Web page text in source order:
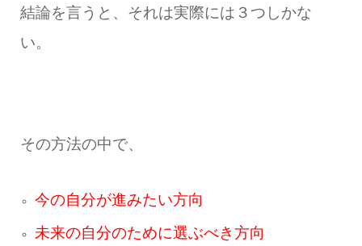
結論を言うと、それは実際には３つしかな
い。
その方法の中で、
今の自分が進みたい方向
未来の自分のために選ぶべき方向